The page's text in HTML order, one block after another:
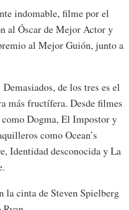
indomable, filme por el
al Óscar de Mejor Actor y
al Mejor Guión, junto a
de los tres es el
más fructífera. Desde filmes
Dogma, El Impostor y
como Ocean’s
Identidad desconocida y La
la cinta de Steven Spielberg